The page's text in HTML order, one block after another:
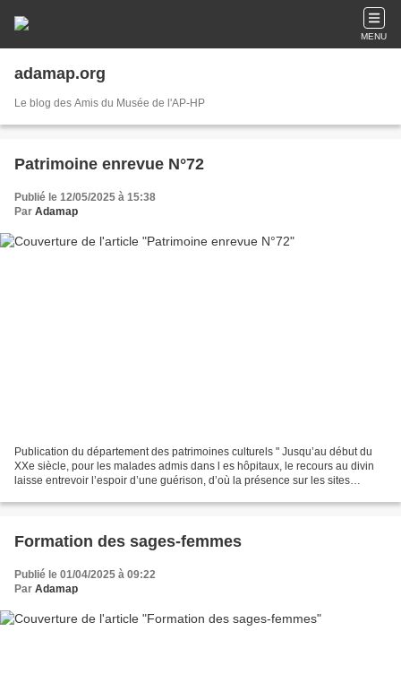
MENU
adamap.org
Le blog des Amis du Musée de l'AP-HP
Patrimoine enrevue N°72
Publié le 12/05/2025 à 15:38
Par Adamap
Publication du département des patrimoines culturels " Jusqu’au début du
XXe siècle, pour les malades admis dans l es hôpitaux, le recours au divin
laisse entrevoir l’espoir d’une guérison, d’où la présence sur les sites
Formation des sages-femmes
Publié le 01/04/2025 à 09:22
Par Adamap